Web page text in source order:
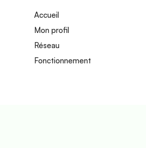
Accueil
Mon profil
Réseau
Fonctionnement